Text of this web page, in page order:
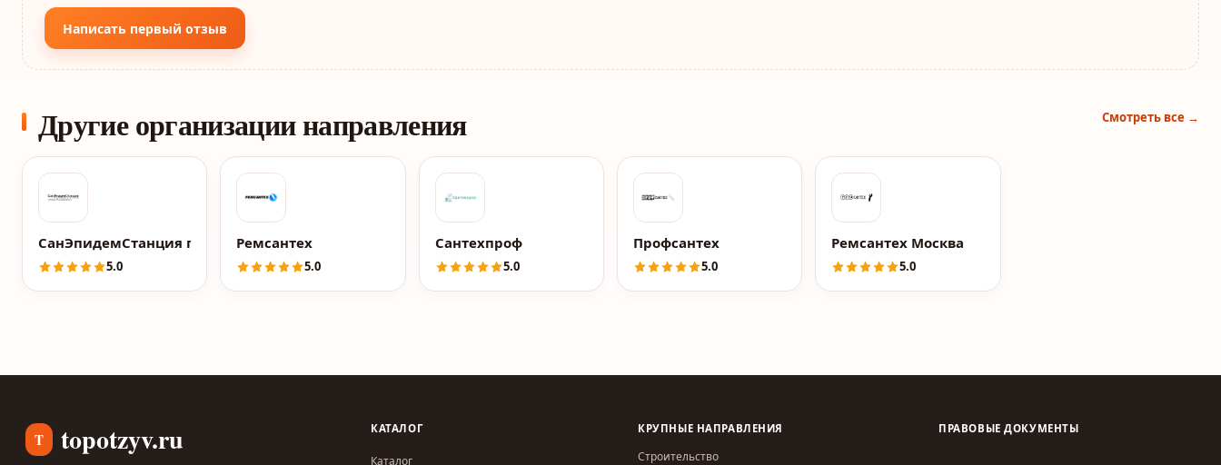
Написать первый отзыв
Другие организации направления Смотреть все →
СанЭпидемСтанция по Москве и МО
5.0
Ремсантех
5.0
Сантехпроф
5.0
Профсантех
5.0
Ремсантех Москва
5.0
T topotzyv.ru КАТАЛОГ
Каталог
КРУПНЫЕ НАПРАВЛЕНИЯ
Строительство
ПРАВОВЫЕ ДОКУМЕНТЫ